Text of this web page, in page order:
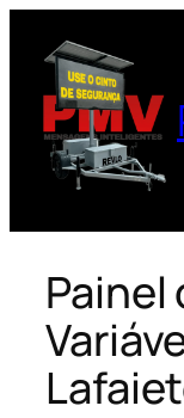
para
conteúdo
Painel